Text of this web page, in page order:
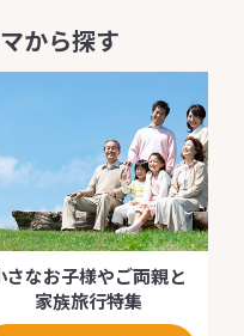
から探す
さなお子様やご両親と
家族旅行特集